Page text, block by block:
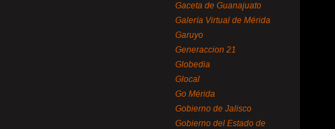
Gaceta de Guanajuato
Galería Virtual de Mérida
Garuyo
Generaccion 21
Globedia
Glocal
Go Mérida
Gobierno de Jalisco
Gobierno del Estado de